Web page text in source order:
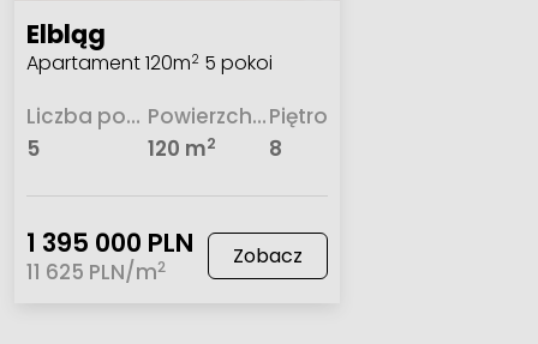
Elbląg
Apartament 120m2 5 pokoi
Liczba pokoi
5
Powierzchnia
120 m2
Piętro
8
1 395 000 PLN
11 625 PLN/m2 Zobacz